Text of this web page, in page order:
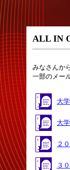
ALL IN
みなさんか
一部のメー
大
大
２
３